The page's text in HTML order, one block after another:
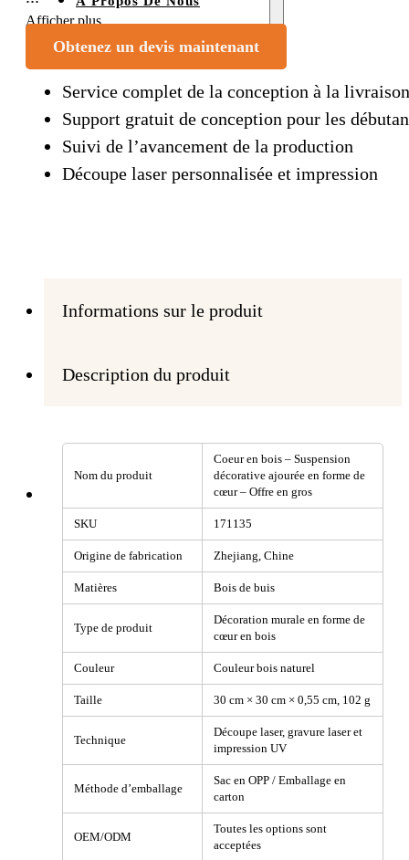
Contact
Afficher plus
Obtenez un devis maintenant
Service complet de la conception à la livraison
Support gratuit de conception pour les
Suivi de l’avancement de la production
Découpe laser personnalisée et impression
Informations sur le produit
Description du produit
Nom du produit
Coeur en bois – Suspension
décorative ajourée en forme de
cœur – Offre en gros
SKU 171135
Origine de fabrication Zhejiang, Chine
Matières Bois de buis
Type de produit
Décoration murale en forme de
cœur en bois
Couleur Couleur bois naturel
Taille 30 cm × 30 cm × 0,55 cm, 102 g
Technique
Découpe laser, gravure laser et
impression UV
Méthode d’emballage
Sac en OPP / Emballage en
carton
OEM/ODM
Toutes les options sont
acceptées